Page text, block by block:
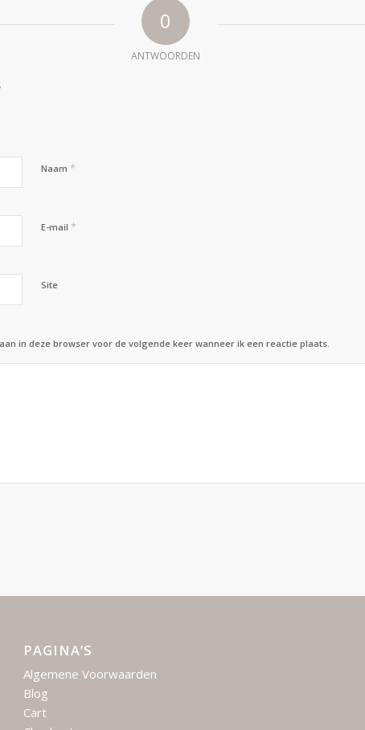
0
ANTWOORDEN
Naam *
E-mail *
Site
in deze browser voor de volgende keer wanneer ik een reactie plaats.
PAGINA’S
Algemene Voorwaarden
Blog
Cart